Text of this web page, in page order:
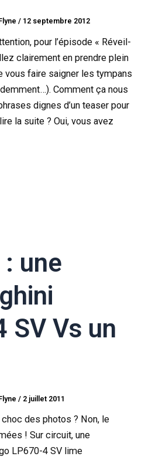
/ 12 septembre 2012
pour l’épisode « Réveil-
clairement en prendre plein
vous faire saigner les tympans
Comment ça nous
dignes d’un teaser pour
la suite ? Oui, vous avez
une
SV Vs un
/ 2 juillet 2011
des photos ? Non, le
! Sur circuit, une
LP670-4 SV lime